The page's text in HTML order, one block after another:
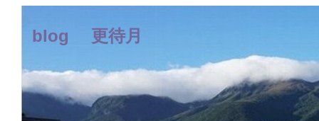
blog 更待月